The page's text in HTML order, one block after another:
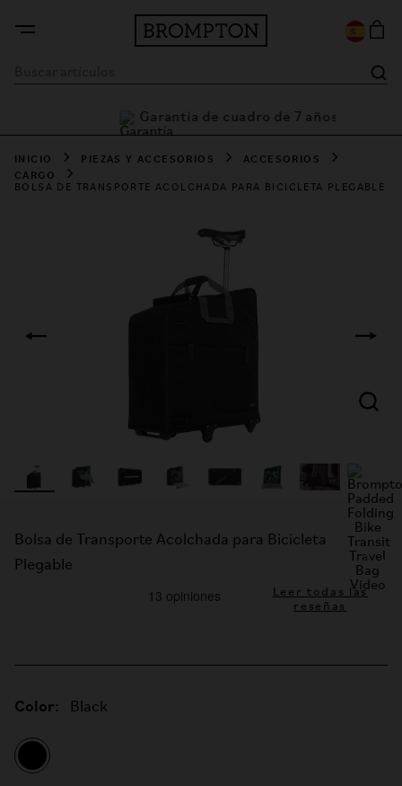
Garantía de cuadro de 7 años
INICIO PIEZAS Y ACCESORIOS
ACCESORIOS
CARGO
BOLSA DE TRANSPORTE ACOLCHADA PARA BICICLETA PLEGABLE
Bolsa de Transporte Acolchada para Bicicleta
Plegable
Leer todas las
reseñas
Color: Black